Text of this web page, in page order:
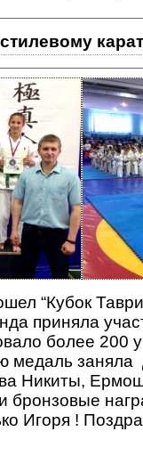
“Кубок
приняла
более 200
медаль
Никиты,
бронзовые
Игоря !